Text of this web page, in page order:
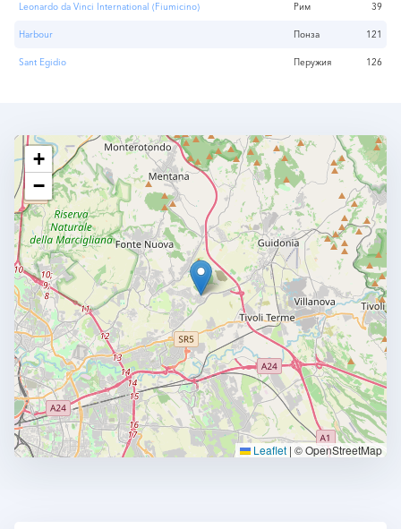
Leonardo da Vinci International (Fiumicino) Рим 39
Harbour Понза 121
Sant Egidio Перужия 126
+
−
Leaflet | © OpenStreetMap